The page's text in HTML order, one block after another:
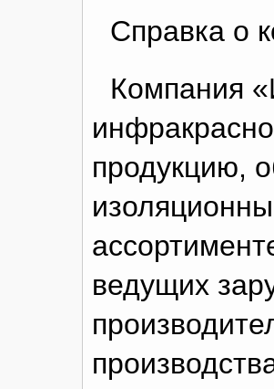
Справка о
Компания
продукцию,
ведущих